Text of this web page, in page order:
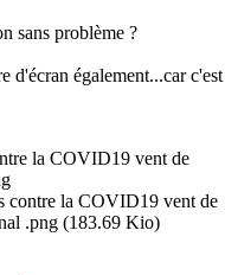
sans problème ?
d'écran également...car c'est
contre la COVID19 vent de
.png (183.69 Kio)